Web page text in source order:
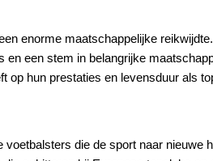
enorme maatschappelijke
een stem in belangrijke
op hun prestaties en levensduur als
die de sport naar